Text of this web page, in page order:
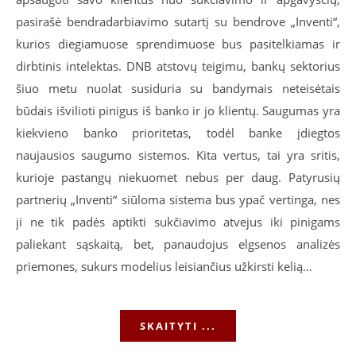
pasirašė bendradarbiavimo sutartį su bendrove „Inventi“,
kurios diegiamuose sprendimuose bus pasitelkiamas ir
dirbtinis intelektas. DNB atstovų teigimu, bankų sektorius
šiuo metu nuolat susiduria su bandymais neteisėtais
būdais išvilioti pinigus iš banko ir jo klientų. Saugumas yra
kiekvieno banko prioritetas, todėl banke įdiegtos
naujausios saugumo sistemos. Kita vertus, tai yra sritis,
kurioje pastangų niekuomet nebus per daug. Patyrusių
partnerių „Inventi“ siūloma sistema bus ypač vertinga, nes
ji ne tik padės aptikti sukčiavimo atvejus iki pinigams
paliekant sąskaitą, bet, panaudojus elgsenos analizės
priemones, sukurs modelius leisiančius užkirsti kelią…
SKAITYTI ...